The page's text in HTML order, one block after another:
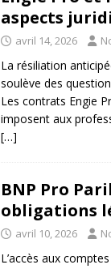
aspects
avril 14, 2026
La résiliation
soulève des
Les contrats Engie
imposent aux
[…]
BNP Pro
obligations
avril 10, 2026
L’accès aux